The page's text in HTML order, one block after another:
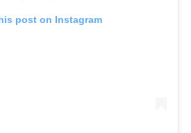
post on Instagram